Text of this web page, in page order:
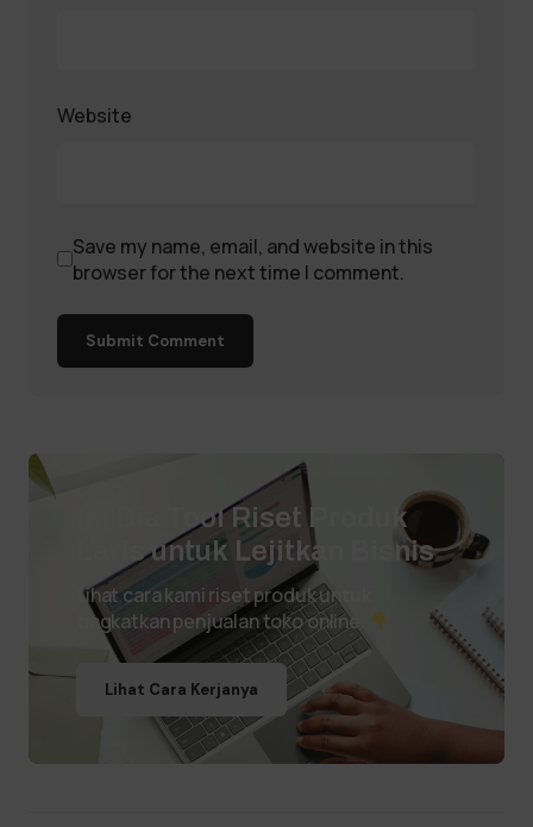
Website
Save my name, email, and website in this
browser for the next time I comment.
Submit Comment
Ini Dia Tool Riset Produk
Laris untuk Lejitkan Bisnis
Lihat cara kami riset produk untuk
tingkatkan penjualan toko online.
Lihat Cara Kerjanya